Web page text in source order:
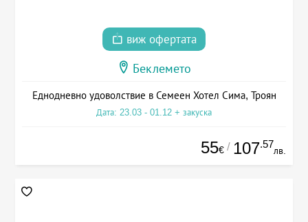
виж офертата
Беклемето
Еднодневно удоволствие в Семеен Хотел Сима, Троян
Дата: 23.03 - 01.12 + закуска
55€ / 107.57
лв.